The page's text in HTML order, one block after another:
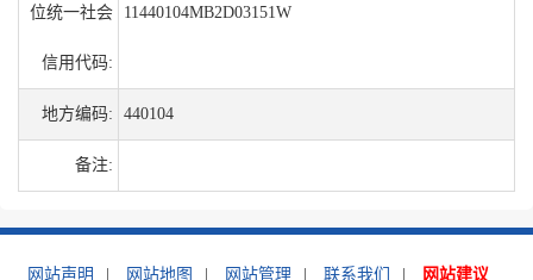
位统一社会
信用代码:
11440104MB2D03151W
地方编码: 440104
备注:
网站声明 网站地图 网站管理 联系我们 网站建议